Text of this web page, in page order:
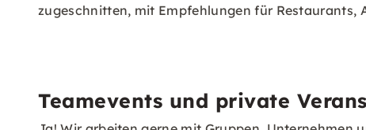
zugeschnitten, mit Empfehlungen für Restaurants,
Teamevents und private